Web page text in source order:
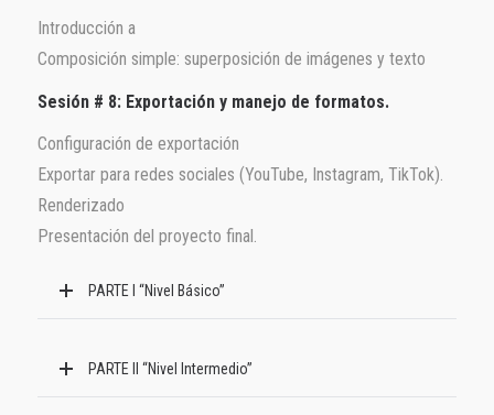
Introducción a
Composición simple: superposición de imágenes y texto
Sesión # 8: Exportación y manejo de formatos.
Configuración de exportación
Exportar para redes sociales (YouTube, Instagram, TikTok).
Renderizado
Presentación del proyecto final.
PARTE I “Nivel Básico”
PARTE II “Nivel Intermedio”